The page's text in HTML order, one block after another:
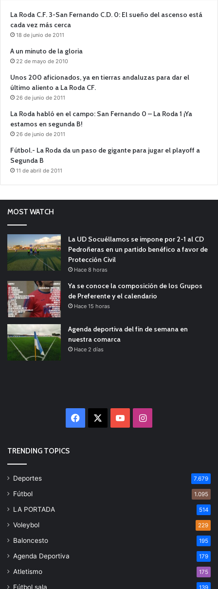
La Roda C.F. 3-San Fernando C.D. 0: El sueño del ascenso está
cada vez más cerca
18 de junio de 2011
A un minuto de la gloria
22 de mayo de 2010
Unos 200 aficionados, ya en tierras andaluzas para dar el
último aliento a La Roda CF.
26 de junio de 2011
La Roda habló en el campo: San Fernando 0 – La Roda 1 ¡Ya
estamos en segunda B!
26 de junio de 2011
Fútbol.- La Roda da un paso de gigante para jugar el playoff a
Segunda B
11 de abril de 2011
MOST WATCH
La UD Socuéllamos se impone por 2-1 al CD
Pedroñeras en un partido benéfico a favor de
Protección Civil
Hace 8 horas
Ya se conoce la composición de los Grupos
de Preferente y el calendario
Hace 15 horas
Agenda deportiva del fin de semana en
nuestra comarca
Hace 2 días
Facebook YouTubeInstagram
TRENDING TOPICS
Deportes 7.679
Fútbol 1.095
LA PORTADA 514
Voleybol 229
Baloncesto 195
Agenda Deportiva 179
Atletismo 175
Fútbol sala 139